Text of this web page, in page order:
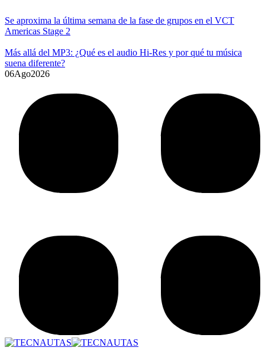
Se aproxima la última semana de la fase de grupos en el VCT
Americas Stage 2
Más allá del MP3: ¿Qué es el audio Hi-Res y por qué tu música
suena diferente?
06Ago2026